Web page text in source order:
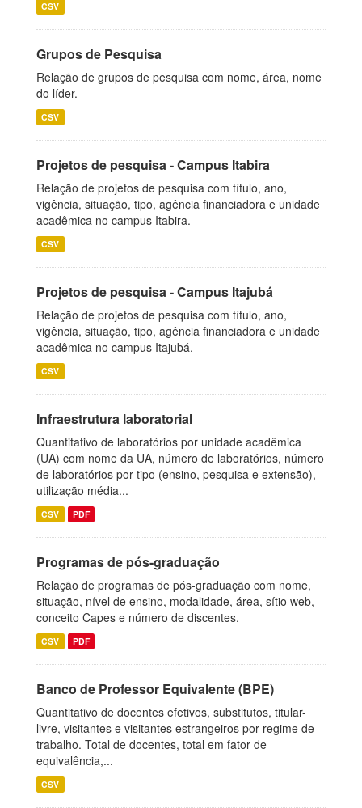
CSV
Grupos de Pesquisa
Relação de grupos de pesquisa com nome, área, nome
do líder.
CSV
Projetos de pesquisa - Campus Itabira
Relação de projetos de pesquisa com título, ano,
vigência, situação, tipo, agência financiadora e unidade
acadêmica no campus Itabira.
CSV
Projetos de pesquisa - Campus Itajubá
Relação de projetos de pesquisa com título, ano,
vigência, situação, tipo, agência financiadora e unidade
acadêmica no campus Itajubá.
CSV
Infraestrutura laboratorial
Quantitativo de laboratórios por unidade acadêmica
(UA) com nome da UA, número de laboratórios, número
de laboratórios por tipo (ensino, pesquisa e extensão),
utilização média...
CSV PDF
Programas de pós-graduação
Relação de programas de pós-graduação com nome,
situação, nível de ensino, modalidade, área, sítio web,
conceito Capes e número de discentes.
CSV PDF
Banco de Professor Equivalente (BPE)
Quantitativo de docentes efetivos, substitutos, titular-
livre, visitantes e visitantes estrangeiros por regime de
trabalho. Total de docentes, total em fator de
equivalência,...
CSV